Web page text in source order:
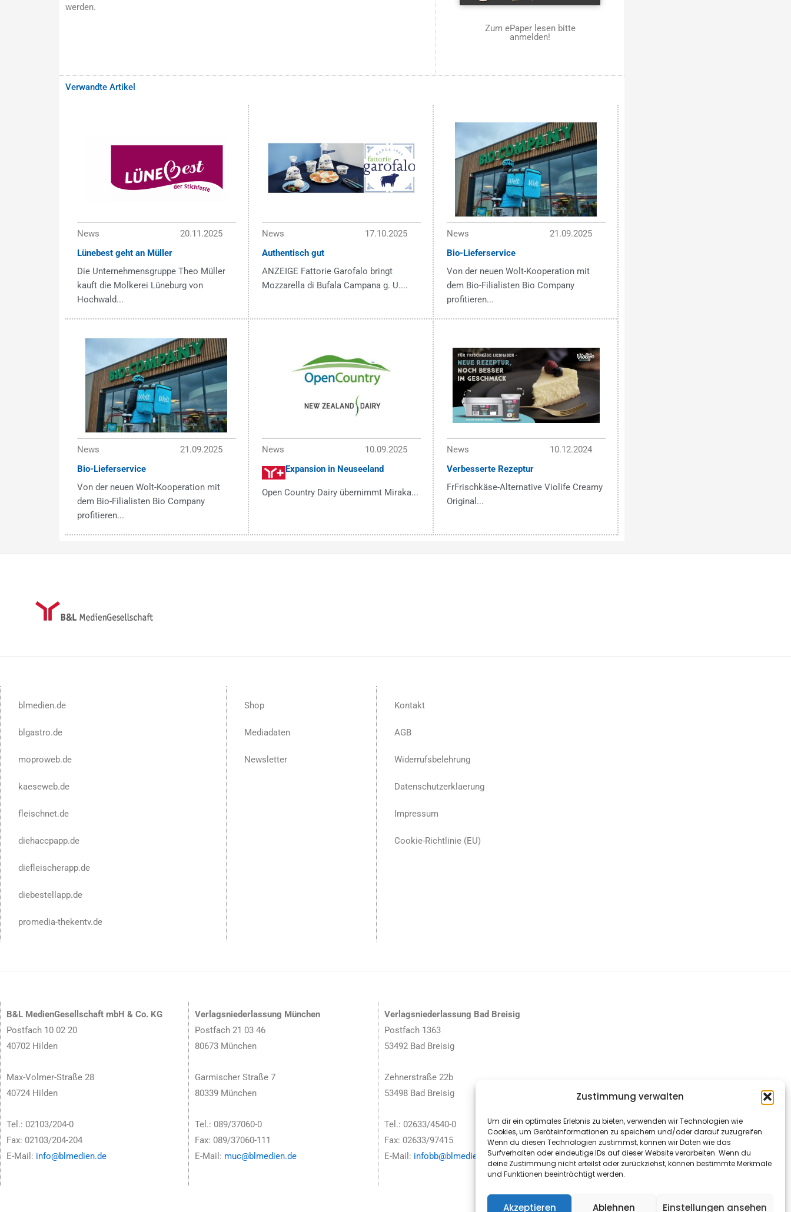
Zustimmung verwalten
Um dir ein optimales Erlebnis zu bieten, verwenden wir Technologien wie
Cookies, um Geräteinformationen zu speichern und/oder darauf zuzugreifen.
Wenn du diesen Technologien zustimmst, können wir Daten wie das
Surfverhalten oder eindeutige IDs auf dieser Website verarbeiten. Wenn du
deine Zustimmung nicht erteilst oder zurückziehst, können bestimmte Merkmale
und Funktionen beeinträchtigt werden.
Akzeptieren Ablehnen Einstellungen ansehen
werden.
Zum ePaper lesen bitte
anmelden!
Verwandte Artikel
News
20.11.2025
Lünebest geht an Müller
Die Unternehmensgruppe Theo Müller
kauft die Molkerei Lüneburg von
Hochwald...
News
17.10.2025
Authentisch gut
ANZEIGE Fattorie Garofalo bringt
Mozzarella di Bufala Campana g. U....
News
21.09.2025
Bio-Lieferservice
Von der neuen Wolt-Kooperation mit
dem Bio-Filialisten Bio Company
profitieren...
News
21.09.2025
Bio-Lieferservice
Von der neuen Wolt-Kooperation mit
dem Bio-Filialisten Bio Company
profitieren...
News
10.09.2025
Expansion in Neuseeland
Open Country Dairy übernimmt Miraka...
News
10.12.2024
Verbesserte Rezeptur
FrFrischkäse-Alternative Violife Creamy
Original...
blmedien.de
blgastro.de
moproweb.de
kaeseweb.de
fleischnet.de
diehaccpapp.de
diefleischerapp.de
diebestellapp.de
promedia-thekentv.de
Shop
Mediadaten
Newsletter
Kontakt
AGB
Widerrufsbelehrung
Datenschutzerklaerung
Impressum
Cookie-Richtlinie (EU)
B&L MedienGesellschaft mbH & Co. KG
Postfach 10 02 20
40702 Hilden
Max-Volmer-Straße 28
40724 Hilden
Tel.: 02103/204-0
Fax: 02103/204-204
E-Mail: info@blmedien.de
Verlagsniederlassung München
Postfach 21 03 46
80673 München
Garmischer Straße 7
80339 München
Tel.: 089/37060-0
Fax: 089/37060-111
E-Mail: muc@blmedien.de
Verlagsniederlassung Bad Breisig
Postfach 1363
53492 Bad Breisig
Zehnerstraße 22b
53498 Bad Breisig
Tel.: 02633/4540-0
Fax: 02633/97415
E-Mail: infobb@blmedien.de